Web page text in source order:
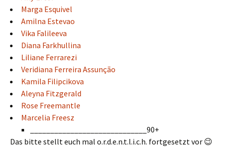
Marga Esquivel
Amilna Estevao
Vika Falileeva
Diana Farkhullina
Liliane Ferrarezi
Veridiana Ferreira Assunção
Kamila Filipcikova
Aleyna Fitzgerald
Rose Freemantle
Marcelia Freesz
_____________________________90+
Das bitte stellt euch mal o.r.d.e.n.t.l.i.c.h. fortgesetzt vor 😉